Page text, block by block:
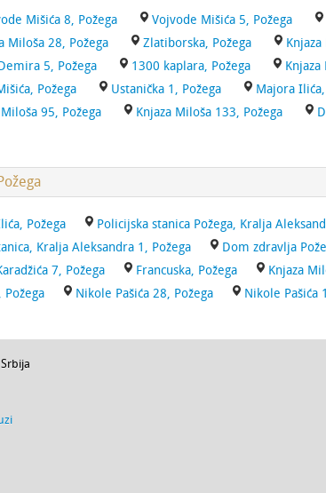
Mišića 8, Požega Vojvode Mišića 5, Požega
Miloša 28, Požega Zlatiborska, Požega
5, Požega 1300 kaplara, Požega Knjaza
Požega Ustanička 1, Požega Majora
95, Požega Knjaza Miloša 133, Požega
Požega Policijska stanica Požega, Kralja
Kralja Aleksandra 1, Požega Dom zdravlja
7, Požega Francuska, Požega Knjaza
Požega Nikole Pašića 28, Požega Nikole Pašića
Srbija